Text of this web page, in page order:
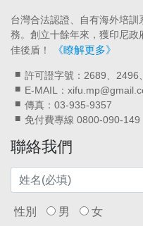
台灣合法認證、自有海外培
務。創立十餘年來，獲印尼
佳後盾！
《瞭解更多》
許可證字號：2689、
E-MAIL：
傳真：03-935-9357
免付費專線 0800-090-149
聯絡我們
性別 男 女